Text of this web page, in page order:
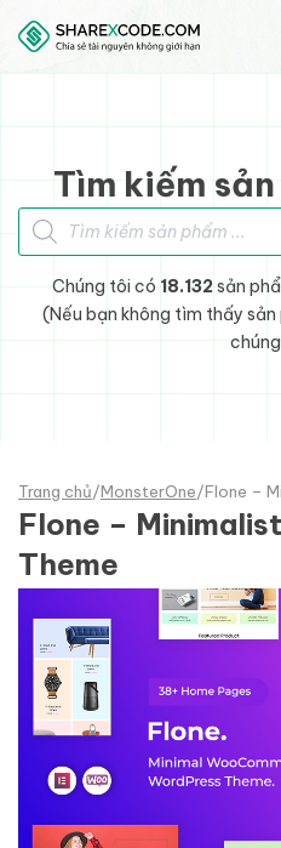
Skip to main content
Skip to footer
Tìm kiếm
Tìm kiếm sản phẩm
Chúng tôi có 18.132sản
(Nếu bạn không tìm thấy
Trang chủ/MonsterOne/Flone –
Flone –
Theme